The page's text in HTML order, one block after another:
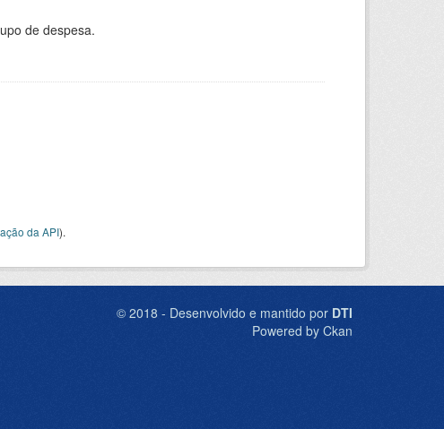
de despesa.
da API).
© 2018 - Desenvolvido e mantido por DTI
Powered by Ckan